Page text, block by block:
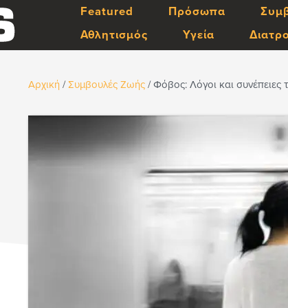
Featured Πρόσωπα
Αθλητισμός
Υγεία
Αρχική / Συμβουλές Ζωής /Φόβος: Λόγοι και